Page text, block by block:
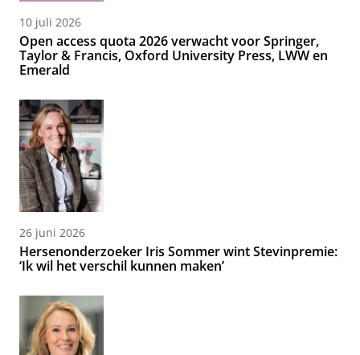
10 juli 2026
Open access quota 2026 verwacht voor Springer,
Taylor & Francis, Oxford University Press, LWW en
Emerald
26 juni 2026
Hersenonderzoeker Iris Sommer wint Stevinpremie:
‘Ik wil het verschil kunnen maken’